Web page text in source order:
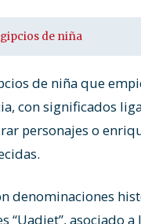
de niña
de niña que
con significados
personajes o
denominaciones
“Uadjet”, asociado